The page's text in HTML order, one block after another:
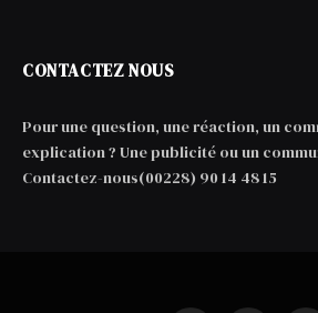
CONTACTEZ NOUS
Pour une question, une réaction, un
explication ? Une publicité ou un
Contactez-nous(00228) 90 14 48 15